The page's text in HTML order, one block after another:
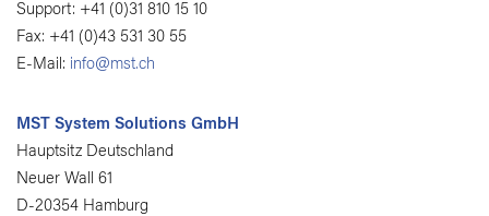
Support: +41 (0)31 810 15 10
Fax: +41 (0)43 531 30 55
E-Mail: info@mst.ch
MST System Solutions GmbH
Hauptsitz Deutschland
Neuer Wall 61
D-20354 Hamburg